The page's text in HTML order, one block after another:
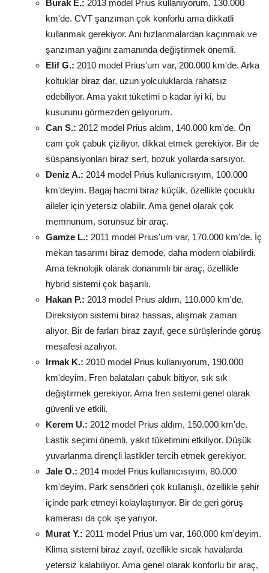
Burak E.: 2013 model Prius kullanıyorum, 130.000
km'de. CVT şanzıman çok konforlu ama dikkatli
kullanmak gerekiyor. Ani hızlanmalardan kaçınmak ve
şanzıman yağını zamanında değiştirmek önemli.
Elif G.: 2010 model Prius'um var, 200.000 km'de. Arka
koltuklar biraz dar, uzun yolculuklarda rahatsız
edebiliyor. Ama yakıt tüketimi o kadar iyi ki, bu
kusurunu görmezden geliyorum.
Can S.: 2012 model Prius aldım, 140.000 km'de. Ön
cam çok çabuk çiziliyor, dikkat etmek gerekiyor. Bir de
süspansiyonları biraz sert, bozuk yollarda sarsıyor.
Deniz A.: 2014 model Prius kullanıcısıyım, 100.000
km'deyim. Bagaj hacmi biraz küçük, özellikle çocuklu
aileler için yetersiz olabilir. Ama genel olarak çok
memnunum, sorunsuz bir araç.
Gamze L.: 2011 model Prius'um var, 170.000 km'de. İç
mekan tasarımı biraz demode, daha modern olabilirdi.
Ama teknolojik olarak donanımlı bir araç, özellikle
hybrid sistemi çok başarılı.
Hakan P.: 2013 model Prius aldım, 110.000 km'de.
Direksiyon sistemi biraz hassas, alışmak zaman
alıyor. Bir de farları biraz zayıf, gece sürüşlerinde görüş
mesafesi azalıyor.
Irmak K.: 2010 model Prius kullanıyorum, 190.000
km'deyim. Fren balataları çabuk bitiyor, sık sık
değiştirmek gerekiyor. Ama fren sistemi genel olarak
güvenli ve etkili.
Kerem U.: 2012 model Prius aldım, 150.000 km'de.
Lastik seçimi önemli, yakıt tüketimini etkiliyor. Düşük
yuvarlanma dirençli lastikler tercih etmek gerekiyor.
Jale O.: 2014 model Prius kullanıcısıyım, 80.000
km'deyim. Park sensörleri çok kullanışlı, özellikle şehir
içinde park etmeyi kolaylaştırıyor. Bir de geri görüş
kamerası da çok işe yarıyor.
Murat Y.: 2011 model Prius'um var, 160.000 km'deyim.
Klima sistemi biraz zayıf, özellikle sıcak havalarda
yetersiz kalabiliyor. Ama genel olarak konforlu bir araç,